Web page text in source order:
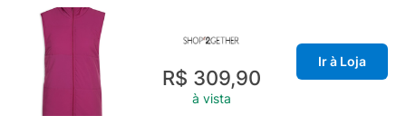
R$ 309,90
à vista
Ir à Loja